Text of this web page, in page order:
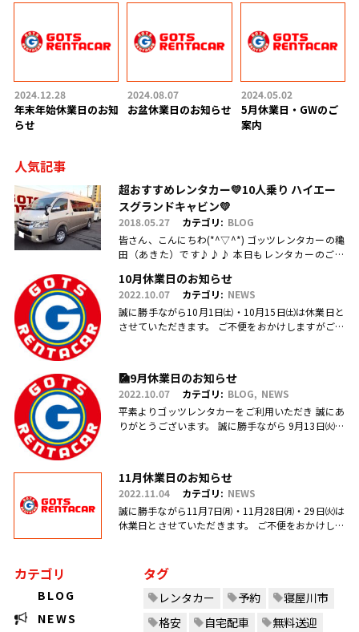
2024.12.28
年末年始休業日のお知
らせ
2024.08.07
お盆休業日のお知らせ
2024.05.02
5月休業日・GWのご
案内
人気記事
超おすすめレンタカー💛10人乗り ハイエー
スグランドキャビン💛
2018.05.27 カテゴリ: BLOG
皆さん、こんにちわ(*^▽^*) ゴッツレンタカーの穐
田（あきた）です♪♪♪ 本日もレンタカーのご利
りがとうございます(.....
10月休業日のお知らせ
2022.10.07 カテゴリ: NEWS
誠に勝手ながら10月1日㈯・10月15日㈯は休業日と
させていただきます。 ご不便をおかけしますがご理
🎑9月休業日のお知らせ
2022.10.07 カテゴリ: BLOG
NEWS
平素よりゴッツレンタカーをご利用いただき 誠にあ
りがとうございます。 誠に勝手ながら 9月13日㈫・
11月休業日のお知らせ
2022.11.04 カテゴリ: NEWS
誠に勝手ながら11月7日㈪・11月28日㈪・29日㈫は
休業日とさせていただきます。 ご不便をおかけしま
カテゴリ
BLOG
NEWS
タグ
レンタカー 予約
寝屋川市
格安
自宅配車
無料送迎